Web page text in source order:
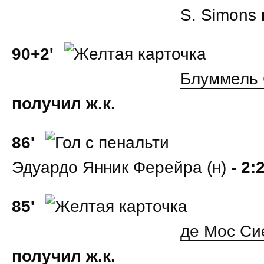
S. Simons
90+2'
Блуммель
получил ж.к.
86'
Эдуардо Янник Ферейра (н) -
85'
де Мос
получил ж.к.